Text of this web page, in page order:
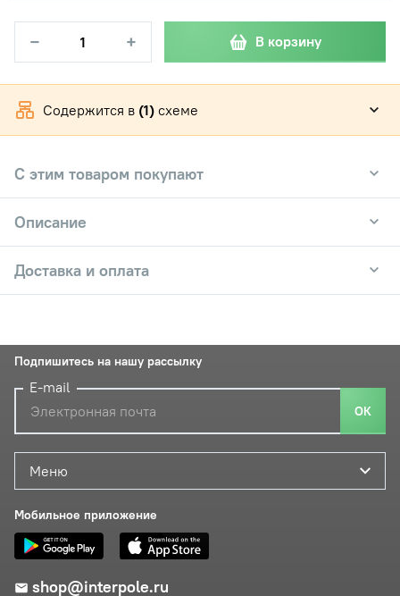
− + В корзину
Содержится в (1) схеме
С этим товаром покупают
Описание
Доставка и оплата
Меню
Мобильное приложение
shop@interpole.ru
Подпишитесь на нашу рассылку
E-mail
ОК